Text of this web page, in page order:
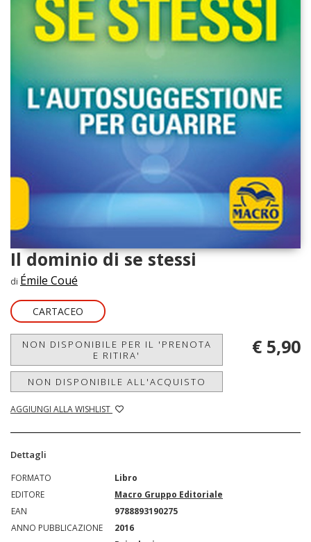
Il dominio di se stessi
di Émile Coué
CARTACEO
NON DISPONIBILE PER IL 'PRENOTA
E RITIRA'
NON DISPONIBILE ALL'ACQUISTO
AGGIUNGI ALLA WISHLIST
€ 5,90
Dettagli
FORMATO
Libro
EDITORE
Macro Gruppo Editoriale
EAN
9788893190275
ANNO PUBBLICAZIONE
2016